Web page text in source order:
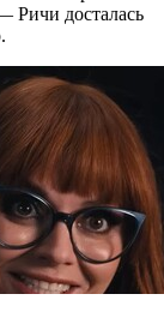
Ричи досталась